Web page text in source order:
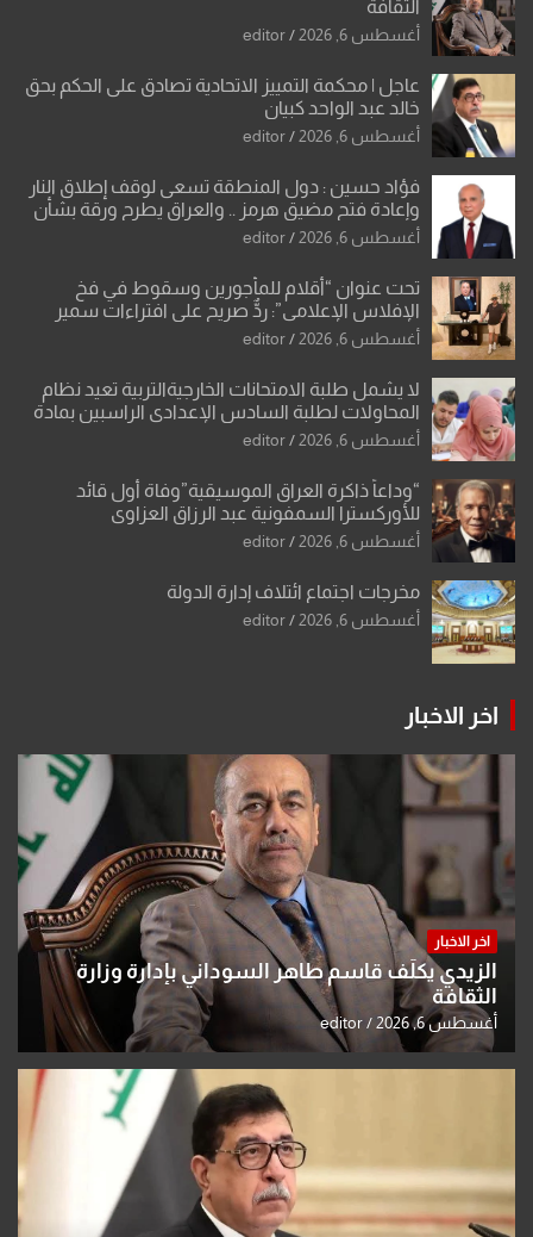
الثقافة
أغسطس 6, 2026 editor
عاجل | محكمة التمييز الاتحادية تصادق على الحكم بحق
خالد عبد الواحد كبيان
أغسطس 6, 2026 editor
فؤاد حسين : دول المنطقة تسعى لوقف إطلاق النار
وإعادة فتح مضيق هرمز .. والعراق يطرح ورقة بشأن
تحولات القدس
أغسطس 6, 2026 editor
تحت عنوان “أقلام للمأجورين وسقوط في فخ
الإفلاس الإعلامي”: ردٌّ صريح على افتراءات سمير
الشكرجي
أغسطس 6, 2026 editor
لا يشمل طلبة الامتحانات الخارجيةالتربية تعيد نظام
المحاولات لطلبة السادس الإعدادي الراسبين بمادة
أو مادتين
أغسطس 6, 2026 editor
“وداعاً ذاكرة العراق الموسيقية”وفاة أول قائد
للأوركسترا السمفونية عبد الرزاق العزاوي
أغسطس 6, 2026 editor
مخرجات اجتماع ائتلاف إدارة الدولة
أغسطس 6, 2026 editor
اخر الاخبار
اخر الاخبار
الزيدي يكلّف قاسم طاهر السوداني بإدارة وزارة
الثقافة
أغسطس 6, 2026 editor